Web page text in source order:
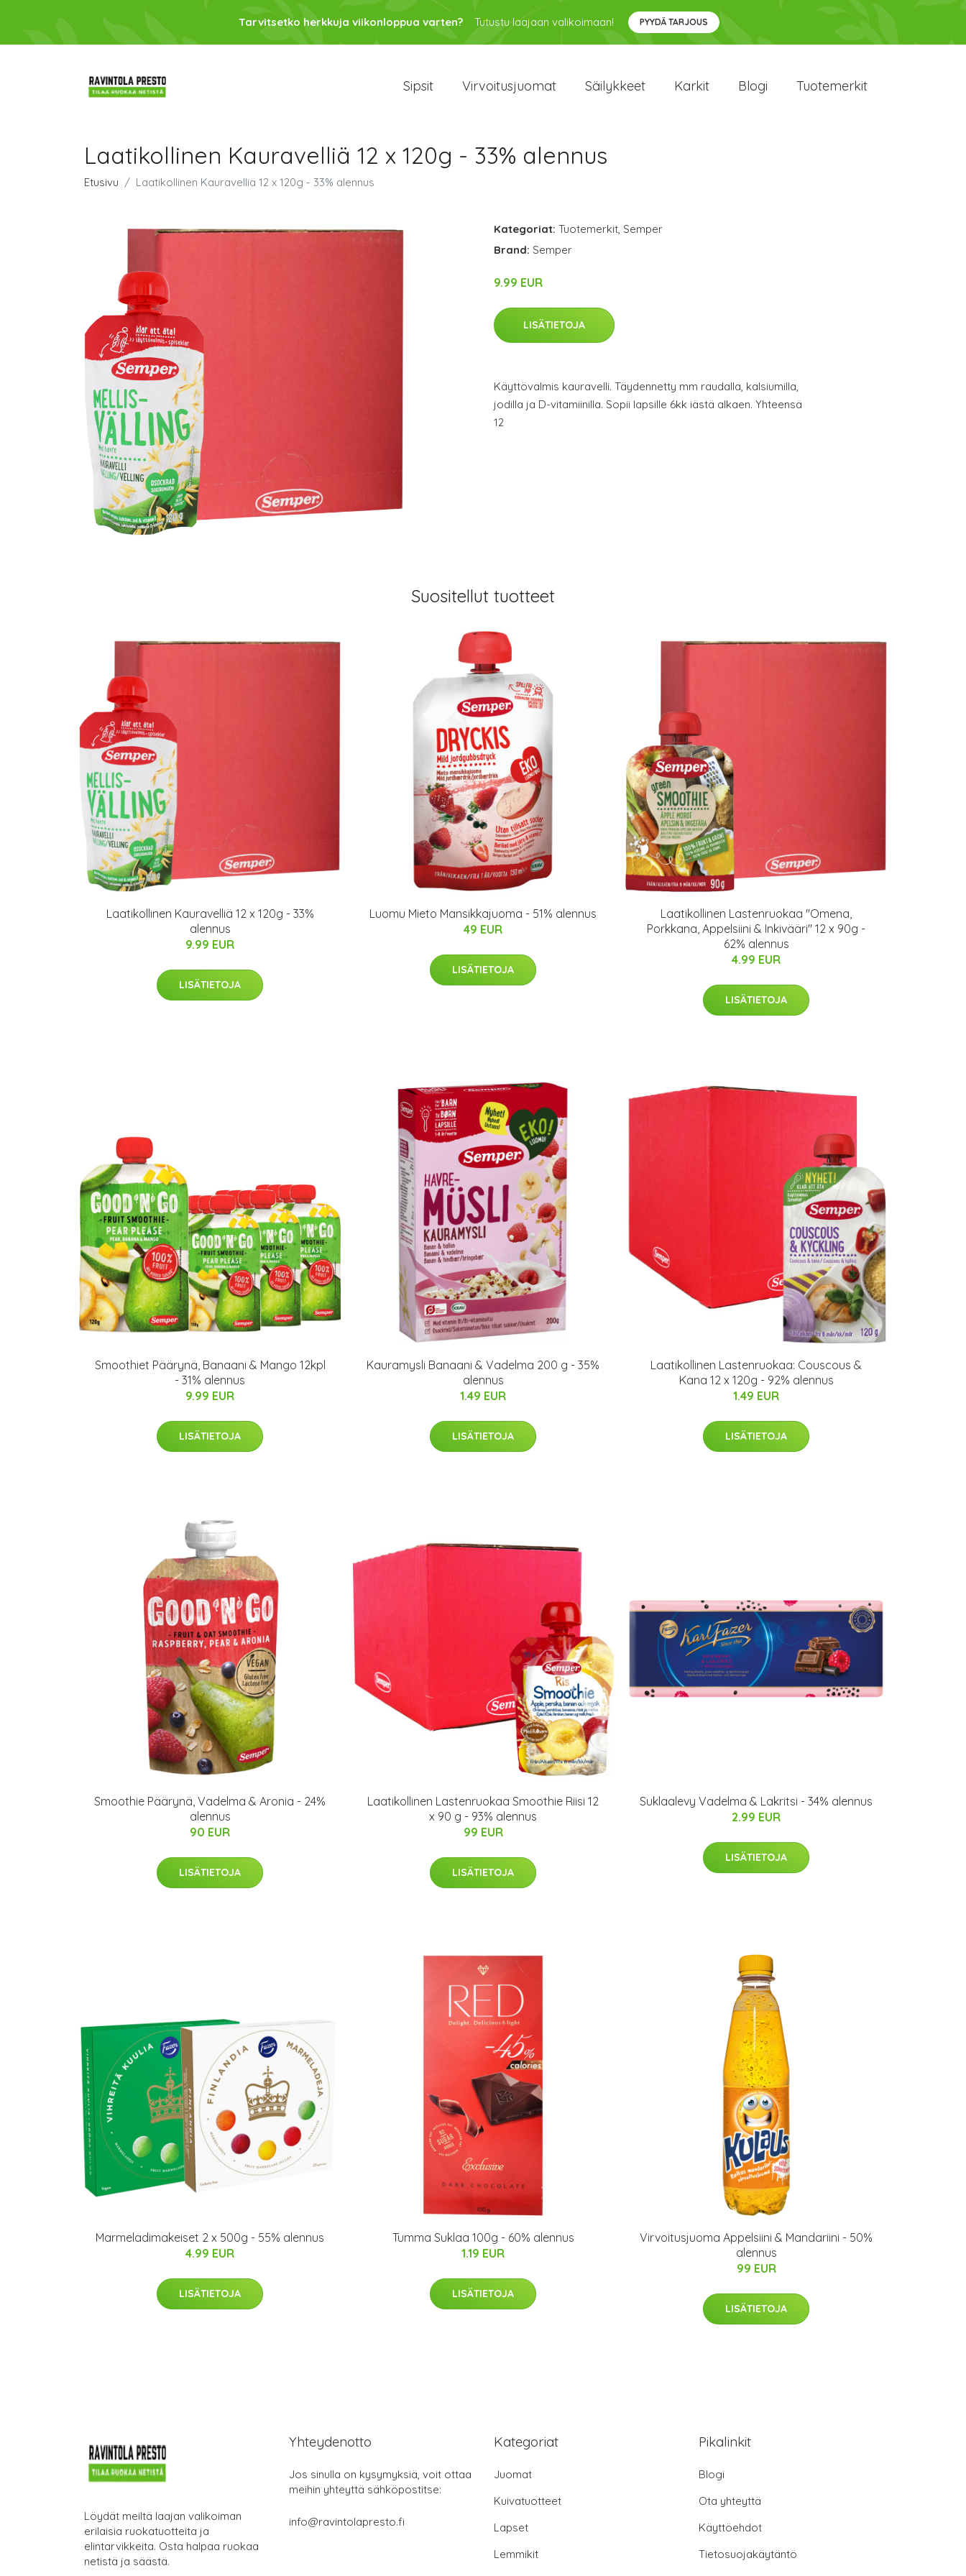
Tarvitsetko herkkuja viikonloppua varten? Tutustu laajaan valikoimaan! PYYDÄ TARJOUS
Sipsit Virvoitusjuomat Säilykkeet Karkit Blogi Tuotemerkit
Laatikollinen Kauravelliä 12 x 120g - 33% alennus
Etusivu Laatikollinen Kauravelliä 12 x 120g - 33% alennus
Kategoriat: Tuotemerkit, Semper
Brand: Semper
9.99 EUR
LISÄTIETOJA
Käyttövalmis kauravelli. Täydennetty mm raudalla, kalsiumilla,
jodilla ja D-vitamiinilla. Sopii lapsille 6kk iästä alkaen. Yhteensä
12
Suositellut tuotteet
Laatikollinen Kauravelliä 12 x 120g - 33%
alennus
9.99 EUR
LISÄTIETOJA
Luomu Mieto Mansikkajuoma - 51% alennus
49 EUR
LISÄTIETOJA
Laatikollinen Lastenruokaa "Omena,
Porkkana, Appelsiini & Inkivääri" 12 x 90g -
62% alennus
4.99 EUR
LISÄTIETOJA
Smoothiet Päärynä, Banaani & Mango 12kpl
- 31% alennus
9.99 EUR
LISÄTIETOJA
Kauramysli Banaani & Vadelma 200 g - 35%
alennus
1.49 EUR
LISÄTIETOJA
Laatikollinen Lastenruokaa: Couscous &
Kana 12 x 120g - 92% alennus
1.49 EUR
LISÄTIETOJA
Smoothie Päärynä, Vadelma & Aronia - 24%
alennus
90 EUR
LISÄTIETOJA
Laatikollinen Lastenruokaa Smoothie Riisi 12
x 90 g - 93% alennus
99 EUR
LISÄTIETOJA
Suklaalevy Vadelma & Lakritsi - 34% alennus
2.99 EUR
LISÄTIETOJA
Marmeladimakeiset 2 x 500g - 55% alennus
4.99 EUR
LISÄTIETOJA
Tumma Suklaa 100g - 60% alennus
1.19 EUR
LISÄTIETOJA
Virvoitusjuoma Appelsiini & Mandariini - 50%
alennus
99 EUR
LISÄTIETOJA
Löydät meiltä laajan valikoiman
erilaisia ruokatuotteita ja
elintarvikkeita. Osta halpaa ruokaa
netistä ja säästä.
Yhteydenotto
Jos sinulla on kysymyksiä, voit ottaa
meihin yhteyttä sähköpostitse:
info@ravintolapresto.fi
Kategoriat
Juomat
Kuivatuotteet
Lapset
Lemmikit
Pikalinkit
Blogi
Ota yhteyttä
Käyttöehdot
Tietosuojakäytäntö